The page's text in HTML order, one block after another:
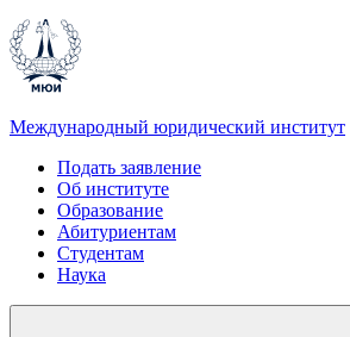
Международный юридический институт
Подать заявление
Об институте
Образование
Абитуриентам
Студентам
Наука